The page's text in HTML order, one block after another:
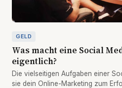
GELD
Was macht eine Social
eigentlich?
Die vielseitigen Aufgaben einer
sie dein Online-Marketing zum